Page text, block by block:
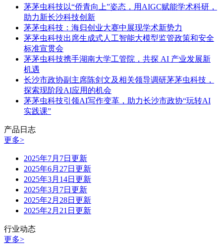
茅茅虫科技以“侨青向上”姿态，用AIGC赋能学术科研，
助力新长沙科技创新
茅茅虫科技：海归创业大赛中展现学术新势力
茅茅虫科技出席生成式人工智能大模型监管政策和安全
标准宣贯会
茅茅虫科技携手湖南大学工管院，共探 AI 产业发展新
机遇
长沙市政协副主席陈剑文及相关领导调研茅茅虫科技，
探索现阶段AI应用的机会
茅茅虫科技引领AI写作变革，助力长沙市政协“玩转AI
实践课”
产品日志
更多>
2025年7月7日更新
2025年6月27日更新
2025年3月14日更新
2025年3月7日更新
2025年2月28日更新
2025年2月21日更新
行业动态
更多>